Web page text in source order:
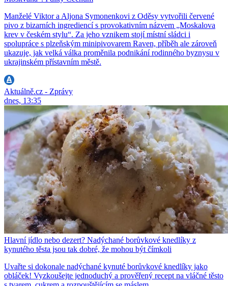
Manželé Viktor a Aljona Symonenkovi z Oděsy vytvořili červené
pivo z bizarních ingrediencí s provokativním názvem „Moskalova
krev v českém stylu“. Za jeho vznikem stojí místní sládci i
spolupráce s plzeňským minipivovarem Raven, příběh ale zároveň
ukazuje, jak velká válka proměnila podnikání rodinného byznysu v
ukrajinském přístavním městě.
Aktuálně.cz - Zprávy
dnes, 13:35
Hlavní jídlo nebo dezert? Nadýchané borůvkové knedlíky z
kynutého těsta jsou tak dobré, že mohou být čímkoli
Uvařte si dokonale nadýchané kynuté borůvkové knedlíky jako
obláček! Vyzkoušejte jednoduchý a prověřený recept na vláčné těsto